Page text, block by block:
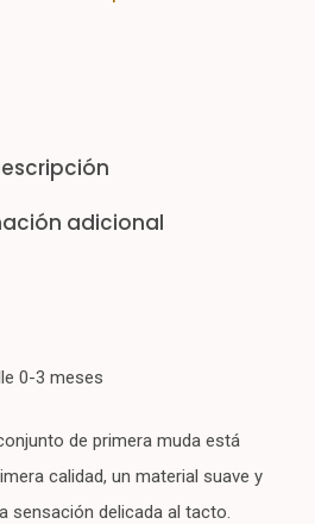
adicional
0-3 meses
de primera muda está
calidad, un material suave y
sensación delicada al tacto.